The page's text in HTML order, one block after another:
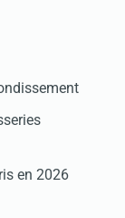
en 2026